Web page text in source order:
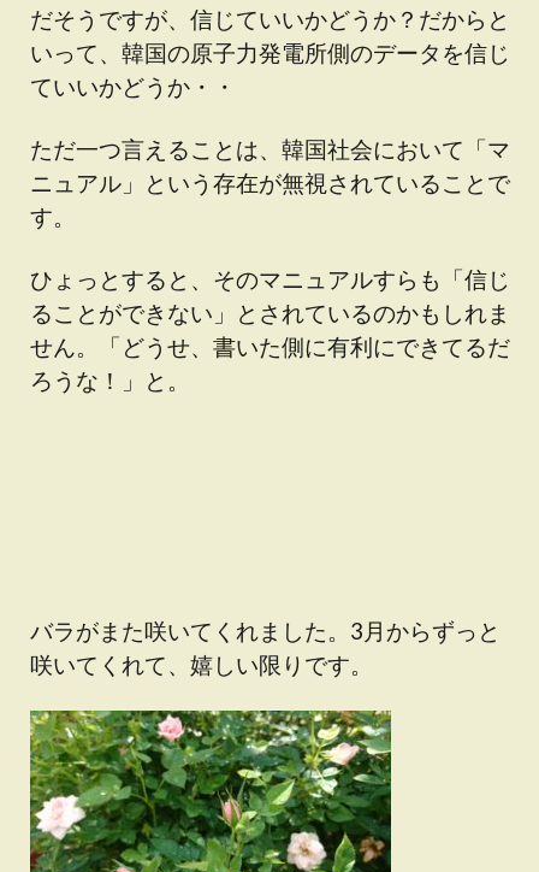
だそうですが、信じていいかどうか？だからと
いって、韓国の原子力発電所側のデータを信じ
ていいかどうか・・
ただ一つ言えることは、韓国社会において「マ
ニュアル」という存在が無視されていることで
す。
ひょっとすると、そのマニュアルすらも「信じ
ることができない」とされているのかもしれま
せん。「どうせ、書いた側に有利にできてるだ
ろうな！」と。
バラがまた咲いてくれました。3月からずっと
咲いてくれて、嬉しい限りです。